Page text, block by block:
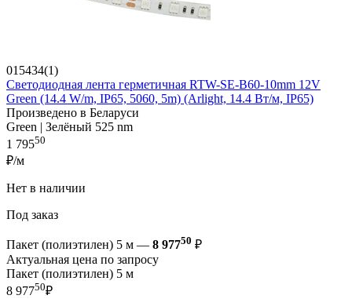
015434(1)
Светодиодная лента герметичная RTW-SE-B60-10mm 12V
Green (14.4 W/m, IP65, 5060, 5m) (Arlight, 14.4 Вт/м, IP65)
Произведено в Беларуси
Green | Зелёный 525 nm
1 79550
₽/м
Нет в наличии
Под заказ
Пакет (полиэтилен) 5 м — 8 97750 ₽
Актуальная цена по запросу
Пакет (полиэтилен) 5 м
8 97750₽